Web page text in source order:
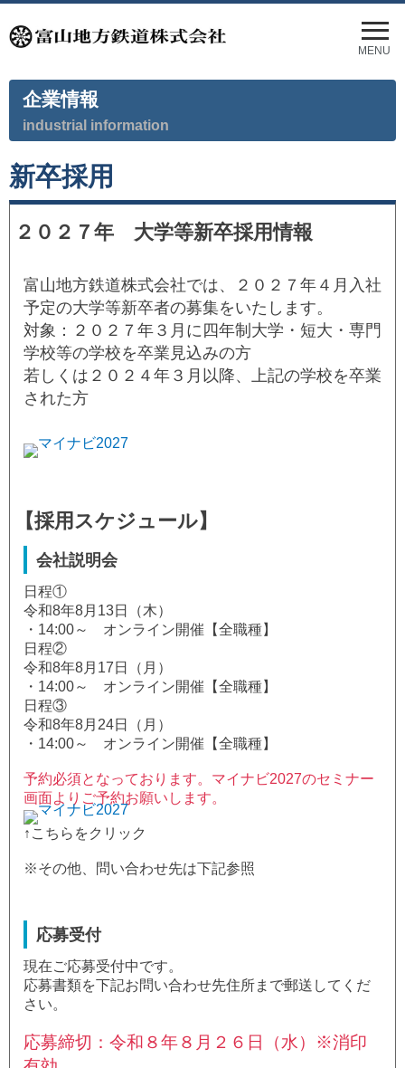
メ
ニ
ュ
ー
MENU
企業情報
industrial information
新卒採用
２０２７年 大学等新卒採用情報
富山地方鉄道株式会社では、２０２７年４月入社
予定の大学等新卒者の募集をいたします。
対象：２０２７年３月に四年制大学・短大・専門
学校等の学校を卒業見込みの方
若しくは２０２４年３月以降、上記の学校を卒業
された方
【採用スケジュール】
会社説明会
日程①
令和8年8月13日（木）
・14:00～ オンライン開催【全職種】
日程②
令和8年8月17日（月）
・14:00～ オンライン開催【全職種】
日程③
令和8年8月24日（月）
・14:00～ オンライン開催【全職種】
予約必須となっております。マイナビ2027のセミナー
画面よりご予約お願いします。
↑こちらをクリック
※その他、問い合わせ先は下記参照
応募受付
現在ご応募受付中です。
応募書類を下記お問い合わせ先住所まで郵送してくだ
さい。
応募締切：令和８年８月２６日（水）※消印